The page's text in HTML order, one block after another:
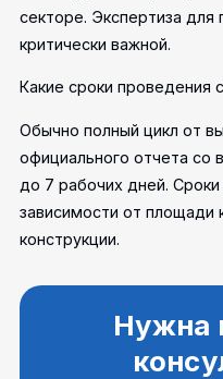
секторе. Экспертиза
критически важной.
Какие сроки проведения
Обычно полный цикл от
официального отчета со
до 7 рабочих дней.
зависимости от площади
конструкции.
Нужна